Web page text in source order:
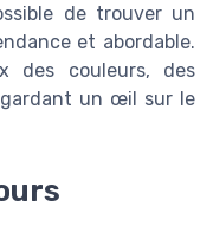
de trouver un
et abordable.
des couleurs, des
un œil sur le